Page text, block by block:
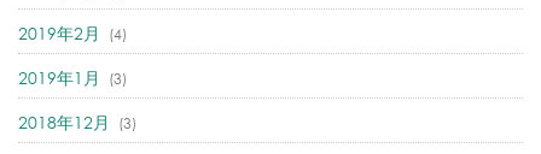
2019年2月 (4)
2019年1月 (3)
2018年12月 (3)